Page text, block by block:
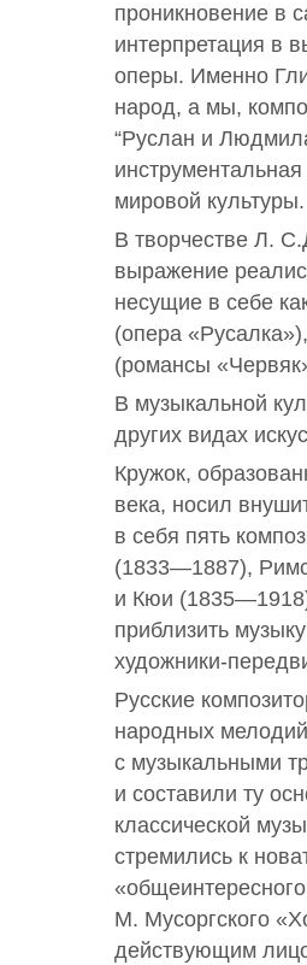
проникновение в
интерпретация в
оперы. Именно
народ, а мы,
“Руслан и
мировой культуры.
В творчестве Л.
выражение
несущие в себе
(опера
(романсы
В музыкальной
других видах
Кружок,
века, носил
в себя пять
(1833—1887),
и Кюи
приблизить
художники-
Русские
народных
с музыкальными
и составили ту
классической
стремились к
М. Мусоргского
действующим